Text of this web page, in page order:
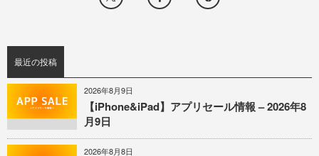
最近の投稿
2026年8月9日
【iPhone&iPad】アプリセール情報 – 2026年8
月9日
2026年8月8日